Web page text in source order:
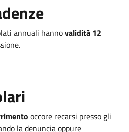
annuali hannovalidità 12
occore recarsi presso gli
la denuncia oppure